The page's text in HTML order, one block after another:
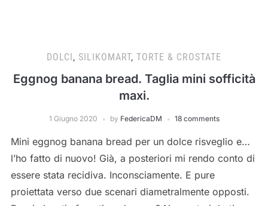
DOLCI, SILIKOMART, TORTE & CROSTATE
Eggnog banana bread. Taglia mini sofficità
maxi.
1 Giugno 2020 by FedericaDM 18 comments
Mini eggnog banana bread per un dolce risveglio e…
l’ho fatto di nuovo! Già, a posteriori mi rendo conto di
essere stata recidiva. Inconsciamente. E pure
proiettata verso due scenari diametralmente opposti.